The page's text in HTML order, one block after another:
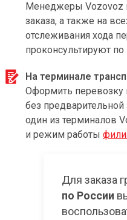
Менеджеры Vozovoz
заказа, а также на
отслеживания хода
проконсультируют
На терминале
Оформить
без предварительной
один из терминалов
и режим работы
Для заказа
по России